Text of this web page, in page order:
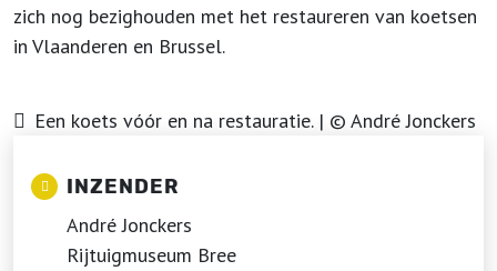
zich nog bezighouden met het restaureren van koetsen
in Vlaanderen en Brussel.
Een koets vóór en na restauratie. | © André Jonckers
INZENDER
André Jonckers
Rijtuigmuseum Bree